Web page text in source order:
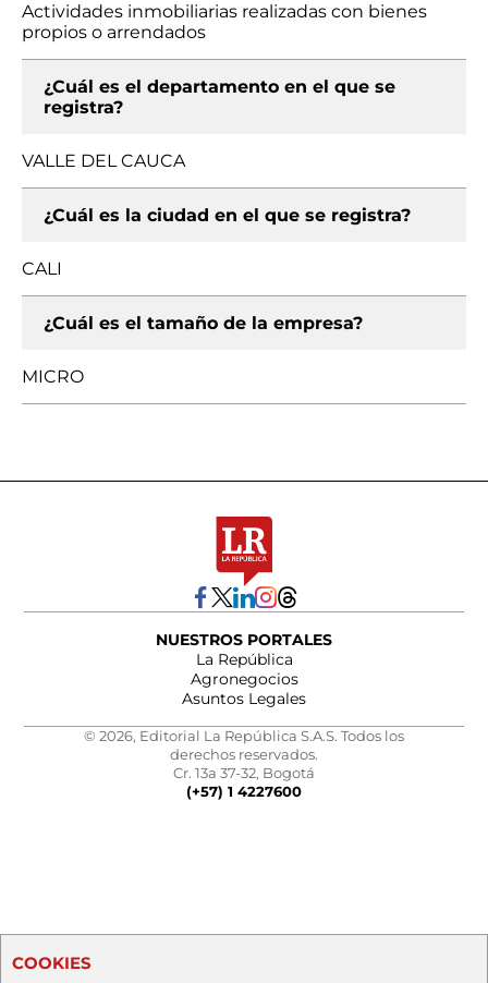
Actividades inmobiliarias realizadas con bienes
propios o arrendados
¿Cuál es el departamento en el que se
registra?
VALLE DEL CAUCA
¿Cuál es la ciudad en el que se registra?
CALI
¿Cuál es el tamaño de la empresa?
MICRO
NUESTROS PORTALES
La República
Agronegocios
Asuntos Legales
© 2026, Editorial La República S.A.S. Todos los
derechos reservados.
Cr. 13a 37-32, Bogotá
(+57) 1 4227600
COOKIES